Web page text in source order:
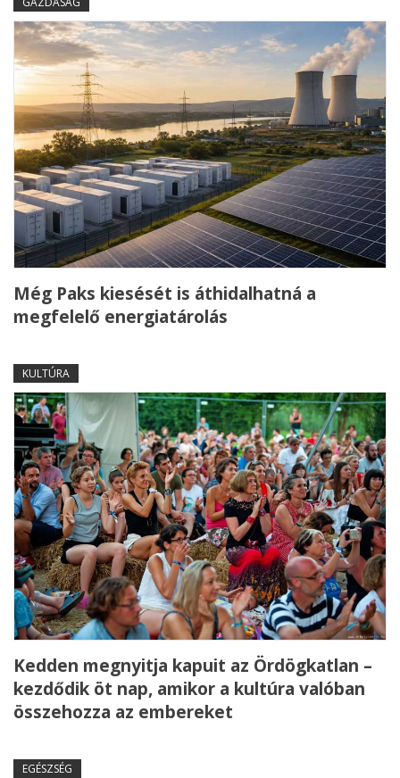
Még Paks kiesését is áthidalhatná a
megfelelő energiatárolás
KULTÚRA
Kedden megnyitja kapuit az Ördögkatlan –
kezdődik öt nap, amikor a kultúra valóban
összehozza az embereket
EGÉSZSÉG